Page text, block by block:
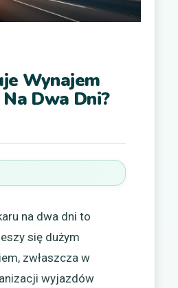
Wynajem
Dwa Dni?
na dwa dni to
się dużym
zwłaszcza w
wyjazdów